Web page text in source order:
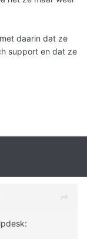
daarin dat ze
support en dat ze